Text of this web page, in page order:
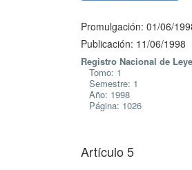
Promulgación: 01/06/
Publicación: 11/06/1998
Registro Nacional de
Tomo: 1
Semestre: 1
Año: 1998
Página: 1026
Artículo 5